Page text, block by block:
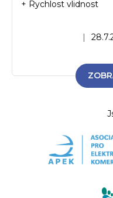
Hodnocení obchodu
|
+ Rychlost vlidnost